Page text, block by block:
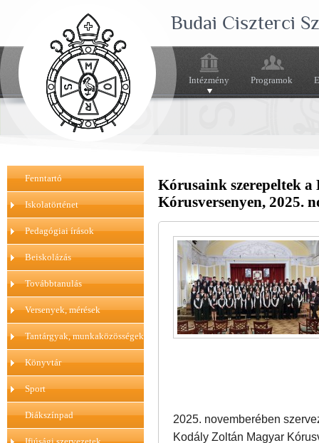
Budai Ciszterci
Intézmény Programok
Fenntartó
Iskolatörténet
Pedagógiai írások
Beiskolázás
Továbbtanulás
Versenyek, mérések
Tantárgyak, munkaközösségek
Könyvtár
Sport
Diákszínpad
Kórusaink szerepeltek
Kórusversenyen, 2025.
2025. novemberében
Kodály Zoltán Magyar